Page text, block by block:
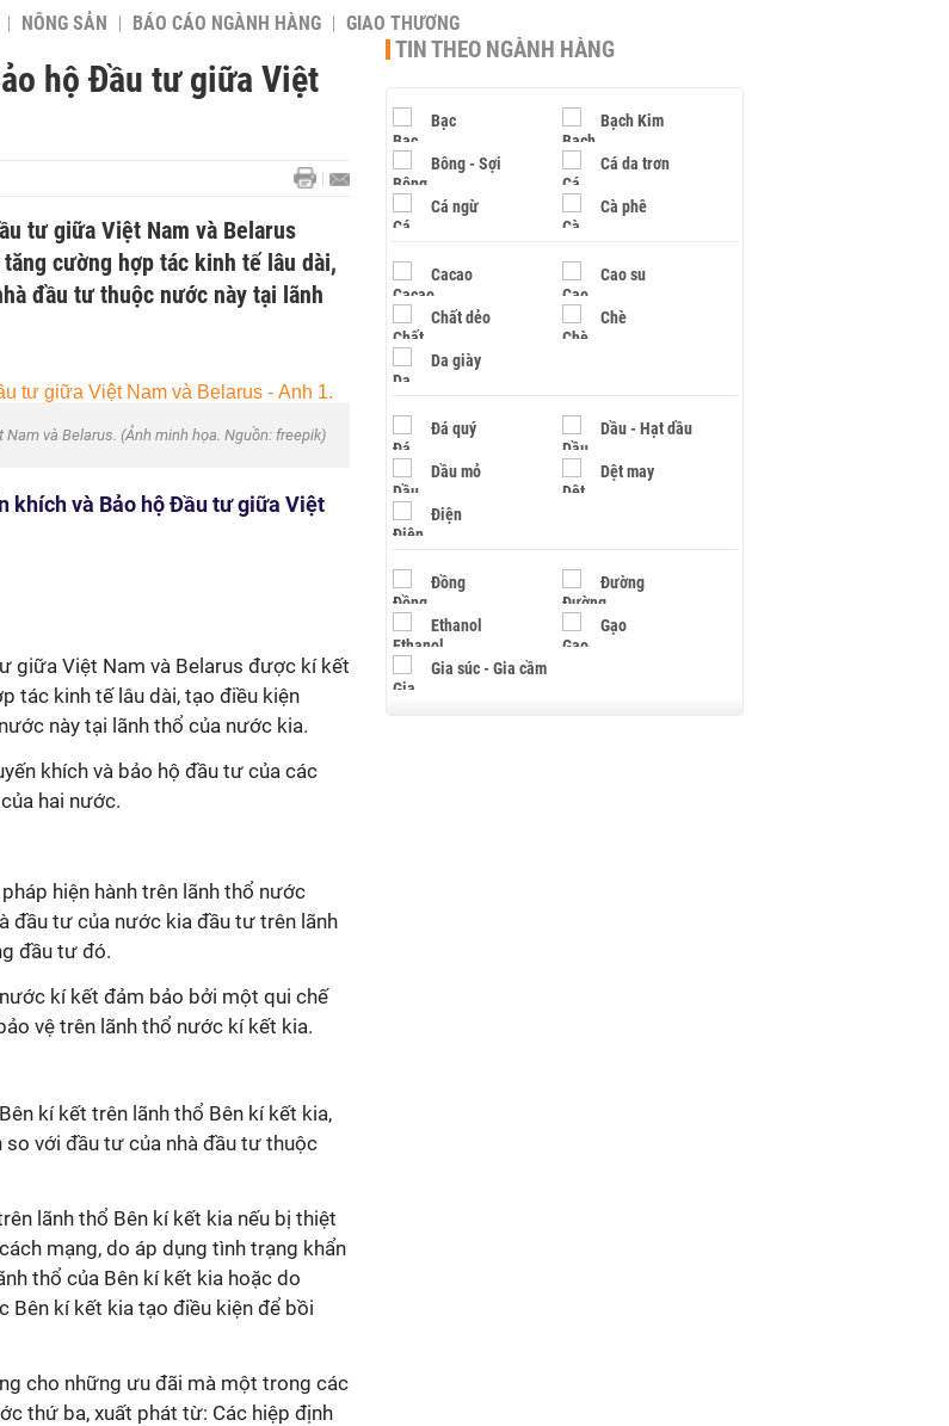
NÔNG SẢN BÁO CÁO NGÀNH HÀNG GIAO THƯƠNG
hộ Đầu tư giữa Việt
tư giữa Việt Nam và Belarus
cường hợp tác kinh tế lâu dài,
đầu tư thuộc nước này tại lãnh
và Belarus. (Ảnh minh họa. Nguồn: freepik)
khích và Bảo hộ Đầu tư giữa Việt
giữa Việt Nam và Belarus được kí kết
tác kinh tế lâu dài, tạo điều kiện
này tại lãnh thổ của nước kia.
khích và bảo hộ đầu tư của các
hai nước.
hiện hành trên lãnh thổ nước
đầu tư của nước kia đầu tư trên lãnh
đầu tư đó.
kí kết đảm bảo bởi một qui chế
vệ trên lãnh thổ nước kí kết kia.
kí kết trên lãnh thổ Bên kí kết kia,
với đầu tư của nhà đầu tư thuộc
lãnh thổ Bên kí kết kia nếu bị thiệt
mạng, do áp dụng tình trạng khẩn
thổ của Bên kí kết kia hoặc do
Bên kí kết kia tạo điều kiện để bồi
cho những ưu đãi mà một trong các
thứ ba, xuất phát từ: Các hiệp định
TIN THEO NGÀNH HÀNG
Bạc Bạch Kim
Bông - Sợi Cá da trơn
Cá ngừ Cà phê
Cacao Cao su
Chất dẻo Chè
Da giày
Đá quý Dầu - Hạt dầu
Dầu mỏ Dệt may
Điện
Đồng Đường
Ethanol Gạo
Gia súc - Gia cầm